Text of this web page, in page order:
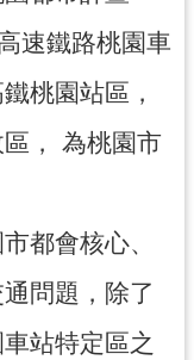
速鐵路桃園車
桃園站區，
， 為桃園市
都會核心、
問題，除了
站特定區之